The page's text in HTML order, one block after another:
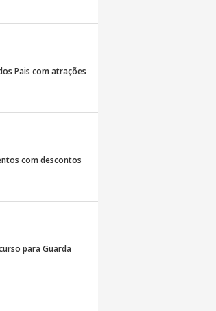
Pais com atrações
com descontos
para Guarda